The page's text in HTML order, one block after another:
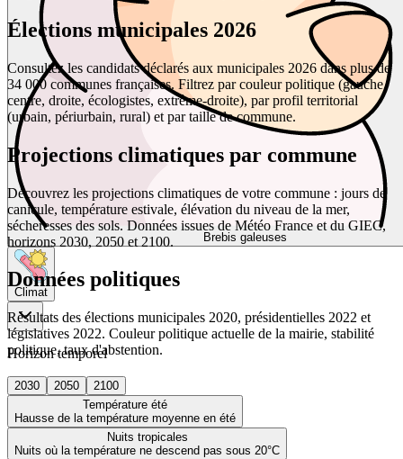
Brebis galeuses
Climat
Horizon temporel
2030 2050
2100
Température été
Hausse de la température moyenne en été
Nuits tropicales
Nuits où la température ne descend pas sous 20°C
Élections municipales 2026
Consultez les candidats déclarés aux municipales 2026 dans plus de
34 000 communes françaises. Filtrez par couleur politique (gauche,
centre, droite, écologistes, extrême-droite), par profil territorial
(urbain, périurbain, rural) et par taille de commune.
Projections climatiques par commune
Découvrez les projections climatiques de votre commune : jours de
canicule, température estivale, élévation du niveau de la mer,
sécheresses des sols. Données issues de Météo France et du GIEC,
horizons 2030, 2050 et 2100.
Données politiques
Résultats des élections municipales 2020, présidentielles 2022 et
législatives 2022. Couleur politique actuelle de la mairie, stabilité
politique, taux d'abstention.